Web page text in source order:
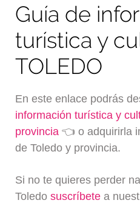
Guía de
turística y
TOLEDO
En este enlace podrás
información turística y
provincia 👈 o adquirirla
de Toledo y provincia.
Si no te quieres perder
Toledosuscríbete a